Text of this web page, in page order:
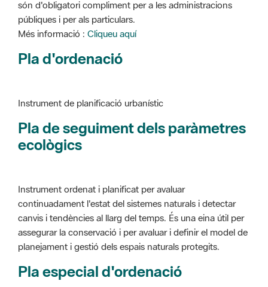
Pla d'ordenació
Instrument de planificació urbanístic
ecològics
Instrument ordenat i planificat per avaluar
assegurar la conservació i per avaluar i definir el model de
planejament i gestió dels espais naturals protegits.
Pla especial d'ordenació
Instrument de planificació urbanístic